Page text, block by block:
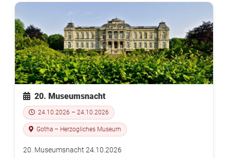
20. Museumsnacht
24.10.2026 – 24.10.2026
Gotha – Herzogliches Museum
20. Museumsnacht 24.10.2026